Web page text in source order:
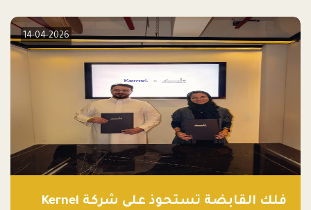
14-04-2026
فلك القابضة تستحوذ على شركة Kernel